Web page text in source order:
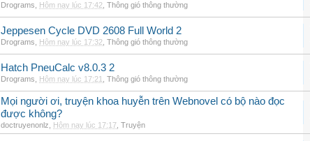
Drograms Hôm nay lúc 17:42 Thông gió thông thường
Jeppesen Cycle DVD 2608 Full World 2
Drograms Hôm nay lúc 17:32 Thông gió thông thường
Hatch PneuCalc v8.0.3 2
Drograms Hôm nay lúc 17:21 Thông gió thông thường
Mọi người ơi, truyện khoa huyễn trên Webnovel có bộ nào đọc
được không?
doctruyenonlz Hôm nay lúc 17:17 Truyện